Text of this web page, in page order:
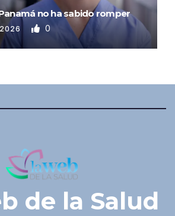
no ha sabido romper
0
de la Salud